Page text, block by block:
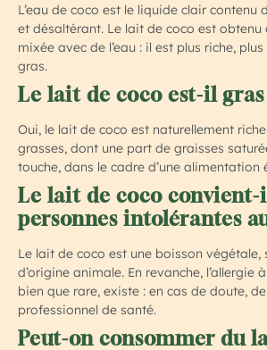
L’eau de coco est le liquide clair contenu
et désaltérant. Le lait de coco est
mixée avec de l’eau : il est plus riche,
gras.
Le lait de coco est-il gras
Oui, le lait de coco est naturellement
grasses, dont une part de graisses
touche, dans le cadre d’une alimentation
Le lait de coco convient-
personnes intolérantes
Le lait de coco est une boisson végétale,
d’origine animale. En revanche, l’allergie
bien que rare, existe : en cas de doute,
professionnel de santé.
Peut-on consommer du